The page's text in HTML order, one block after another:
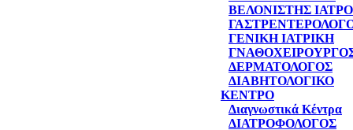
ΒΕΛΟΝΙΣΤΗΣ
ΓΕΝΙΚΗ ΙΑΤΡΙΚΗ
ΔΕΡΜΑΤΟΛΟΓΟΣ
ΔΙΑΒΗΤΟΛΟΓΙΚΟ
ΚΕΝΤΡΟ
Διαγνωστικά Κέντρα
ΔΙΑΤΡΟΦΟΛΟΓΟΣ